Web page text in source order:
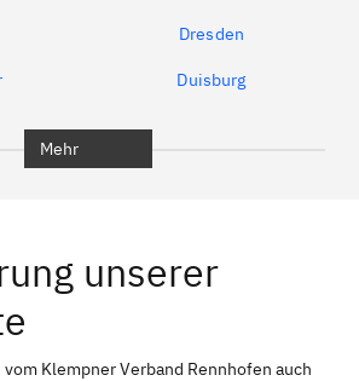
Dresden
Duisburg
Bamberg
Mehr
unserer
vom Klempner Verband Rennhofen auch